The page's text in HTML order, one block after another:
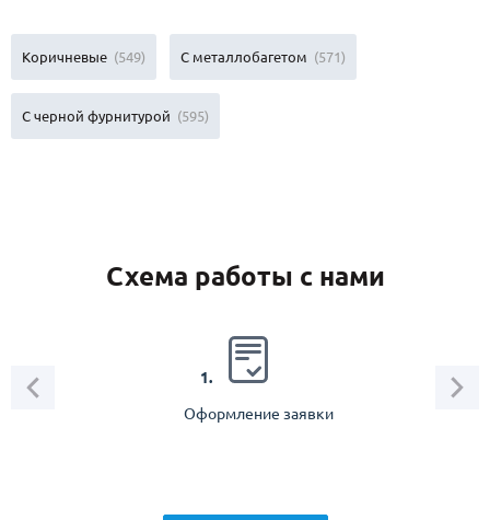
Коричневые (549) С металлобагетом (571)
С черной фурнитурой (595)
Схема работы с нами
1.
Оформление заявки